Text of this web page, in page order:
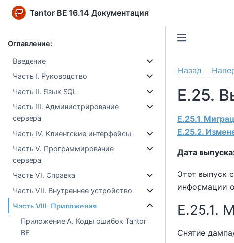
Tantor BE 16.14 Документация
Оглавление:
Введение
Часть I. Руководство
Часть II. Язык SQL
Часть III. Администрирование
сервера
Часть IV. Клиентские интерфейсы
Часть V. Программирование
сервера
Часть VI. Справка
Часть VII. Внутреннее устройство
Часть VIII. Приложения
Приложение A. Коды ошибок Tantor
BE
Назад
E.25.
E.25.1.
E.25.2.
Дата выпуска:
Этот выпуск
информации
E.25.1.
Снятие